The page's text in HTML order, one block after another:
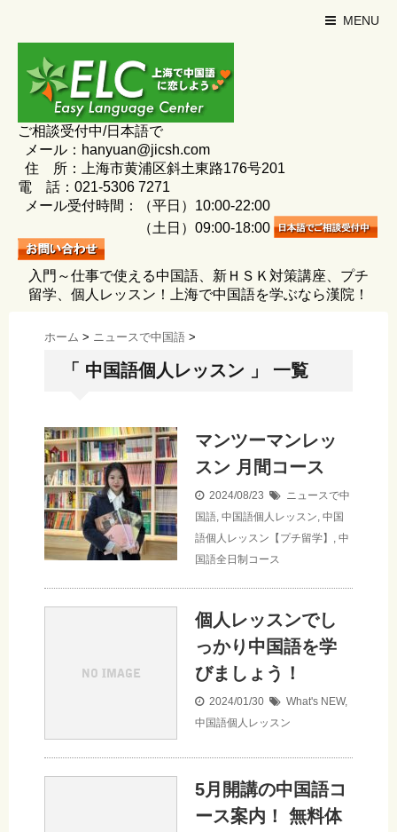
MENU
ご相談受付中/日本語で
メール：hanyuan@jicsh.com
住 所：上海市黄浦区斜土東路176号201
電 話：021-5306 7271
メール受付時間：（平日）10:00-22:00
（土日）09:00-18:00
入門～仕事で使える中国語、新ＨＳＫ対策講座、プチ
留学、個人レッスン！上海で中国語を学ぶなら漢院！
ホーム > ニュースで中国語 >
「 中国語個人レッスン 」 一覧
マンツーマンレッ
スン 月間コース
2024/08/23
ニュースで中
国語, 中国語個人レッスン, 中国
語個人レッスン【プチ留学】 , 中
国語全日制コース
個人レッスンでし
っかり中国語を学
びましょう！
2024/01/30 What's NEW,
中国語個人レッスン
5月開講の中国語コ
ース案内！ 無料体